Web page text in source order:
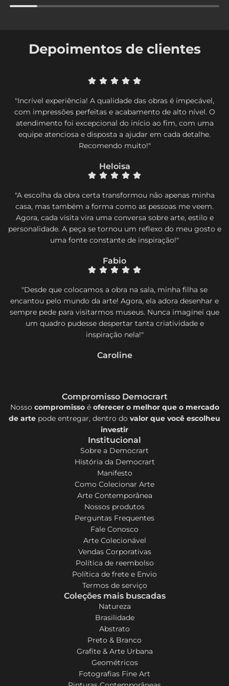
Depoimentos de clientes
"Incrível experiência! A qualidade das obras é impecável,
com impressões perfeitas e acabamento de alto nível. O
atendimento foi excepcional do início ao fim, com uma
equipe atenciosa e disposta a ajudar em cada detalhe.
Recomendo muito!"
Heloisa
"A escolha da obra certa transformou não apenas minha
casa, mas também a forma como as pessoas me veem.
Agora, cada visita vira uma conversa sobre arte, estilo e
personalidade. A peça se tornou um reflexo do meu gosto e
uma fonte constante de inspiração!"
Fabio
"Desde que colocamos a obra na sala, minha filha se
encantou pelo mundo da arte! Agora, ela adora desenhar e
sempre pede para visitarmos museus. Nunca imaginei que
um quadro pudesse despertar tanta criatividade e
inspiração nela!"
Caroline
Compromisso Democrart
Nosso compromisso é oferecer o melhor que o mercado
de arte pode entregar, dentro do valor que você escolheu
investir
Institucional
Sobre a Democrart
História da Democrart
Manifesto
Como Colecionar Arte
Arte Contemporânea
Nossos produtos
Perguntas Frequentes
Fale Conosco
Arte Colecionável
Vendas Corporativas
Política de reembolso
Política de frete e Envio
Termos de serviço
Coleções mais buscadas
Natureza
Brasilidade
Abstrato
Preto & Branco
Grafite & Arte Urbana
Geométricos
Fotografias Fine Art